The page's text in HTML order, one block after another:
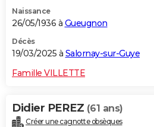
Naissance
26/05/1936 à Gueugnon
Décès
19/03/2025 à Salornay-sur-Guye
Famille VILLETTE
Didier PEREZ (61 ans)
Créer une cagnotte obsèques